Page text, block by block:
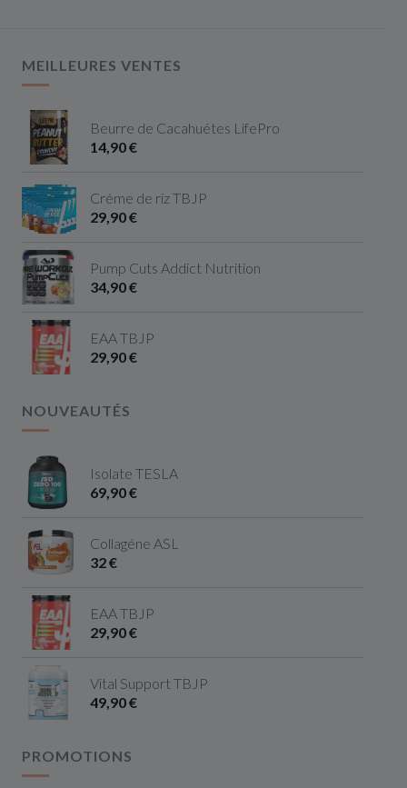
MEILLEURES VENTES
Beurre de Cacahuétes LifePro
14,90 €
Créme de riz TBJP
29,90 €
Pump Cuts Addict Nutrition
34,90 €
EAA TBJP
29,90 €
NOUVEAUTÉS
Isolate TESLA
69,90 €
Collagéne ASL
32 €
EAA TBJP
29,90 €
Vital Support TBJP
49,90 €
PROMOTIONS